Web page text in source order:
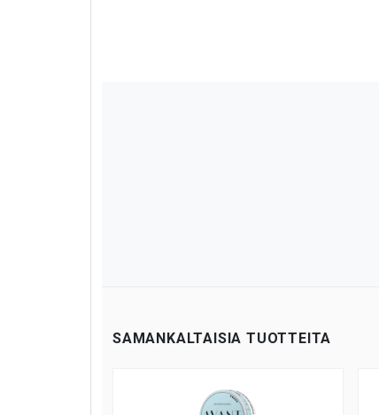
SAMANKALTAISIA TUOTTEITA